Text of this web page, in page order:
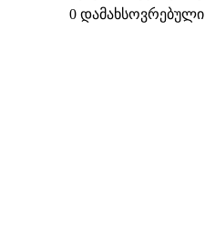
0 დამახსოვრებული